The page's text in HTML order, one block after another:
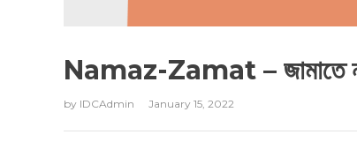
Namaz-Zamat – জামাতে
by IDCAdmin January 15, 2022